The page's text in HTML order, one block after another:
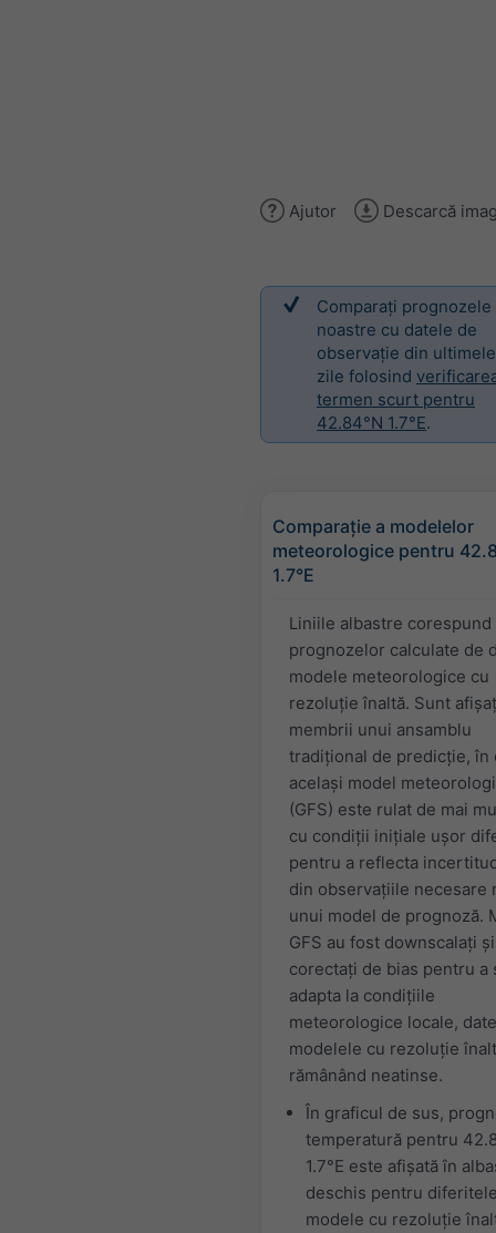
Ajutor Descarcă
Comparați prognozele
noastre cu datele de
observație din ultimele
zile folosind
termen scurt pentru
42.84°N 1.7°E.
Comparație a modelelor
meteorologice pentru
1.7°E
Liniile albastre corespund
prognozelor calculate de
modele meteorologice cu
rezoluție înaltă. Sunt
membrii unui ansamblu
tradițional de predicție, în
același model
(GFS) este rulat de mai
cu condiții inițiale ușor
pentru a reflecta
din observațiile necesare
unui model de prognoză.
GFS au fost downscalați și
corectați de bias pentru a
adapta la condițiile
meteorologice locale,
modelele cu rezoluție
rămânând neatinse.
În graficul de sus,
temperatură pentru
1.7°E este afișată în
deschis pentru
modele cu rezoluție